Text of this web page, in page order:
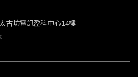
古坊電訊盈科中心14樓